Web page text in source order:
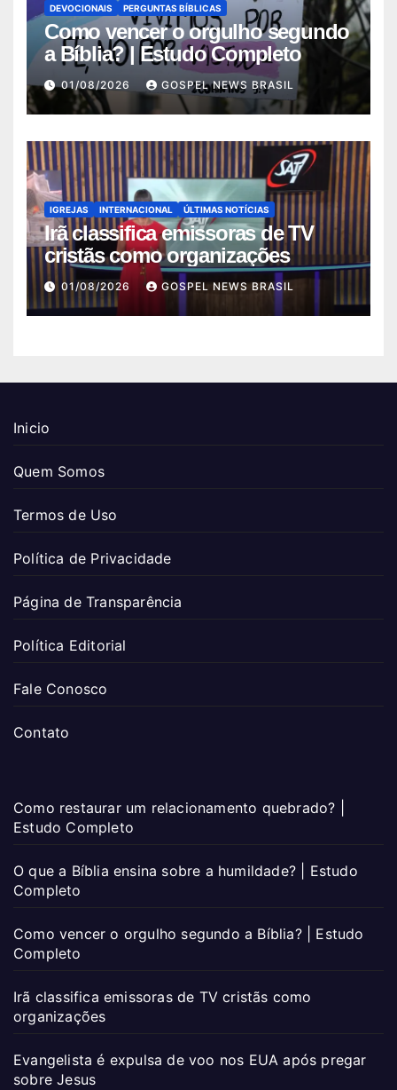
DEVOCIONAIS PERGUNTAS BÍBLICAS
Como vencer o orgulho segundo
a Bíblia? | Estudo Completo
01/08/2026 GOSPEL NEWS BRASIL
IGREJAS INTERNACIONAL ÚLTIMAS NOTÍCIAS
Irã classifica emissoras de TV
cristãs como organizações
01/08/2026 GOSPEL NEWS BRASIL
Inicio
Quem Somos
Termos de Uso
Política de Privacidade
Página de Transparência
Política Editorial
Fale Conosco
Contato
Como restaurar um relacionamento quebrado? |
Estudo Completo
O que a Bíblia ensina sobre a humildade? | Estudo
Completo
Como vencer o orgulho segundo a Bíblia? | Estudo
Completo
Irã classifica emissoras de TV cristãs como
organizações
Evangelista é expulsa de voo nos EUA após pregar
sobre Jesus